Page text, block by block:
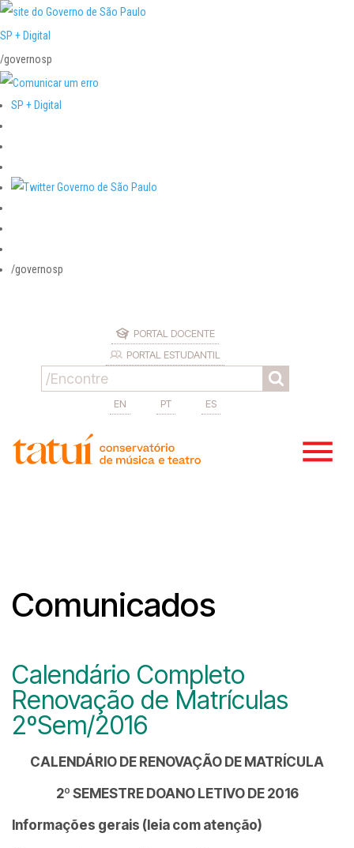
SP + Digital
/governosp
SP + Digital
/governosp
PORTAL DOCENTE
PORTAL ESTUDANTIL
EN PT ES
Comunicados
Calendário Completo
Renovação de Matrículas
2ºSem/2016
CALENDÁRIO DE RENOVAÇÃO DE MATRÍCULA
2º SEMESTRE DOANO LETIVO DE 2016
Informações gerais (leia com atenção)